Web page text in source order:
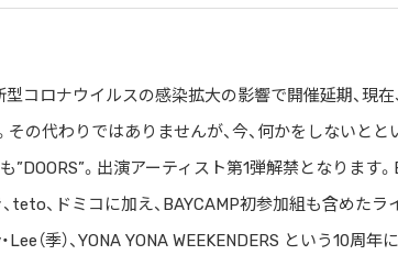
コロナウイルスの感染拡大の影響で開催延期、現在
の代わりではありませんが、今、何かをしないとと
。出演アーティスト第1弾解禁となります。
teto、ドミコに加え、BAYCAMP初参加組も含めたラ
（季）、YONA YONA WEEKENDERS という10周